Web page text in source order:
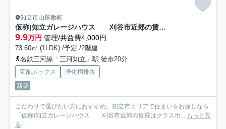
知立市山屋敷町
仮称)知立ガレージハウス 刈谷市近郊の賃貸はクラスホーム刈谷店
9.9万円 管理/共益費4,000円
73.60㎡ (1LDK) /予定 /2階建
名鉄三河線「三河知立」駅 徒歩20分
宅配ボックス
浄化槽排水
新築
こだわりで選びたい方におすすめ。知立市エリアで住まいをお探しなら
「仮称)知立ガレージハウス 刈谷市近郊の賃貸はクラスホ... もっと見
る